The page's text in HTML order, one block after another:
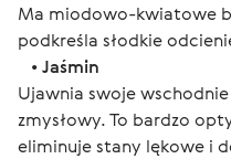
Ma miodowo-kwiatowe
podkreśla słodkie
•Jaśmin
Ujawnia swoje
zmysłowy. To bardzo
eliminuje stany lękowe i